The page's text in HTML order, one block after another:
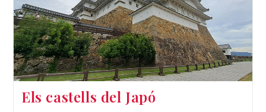
Els castells del Japó